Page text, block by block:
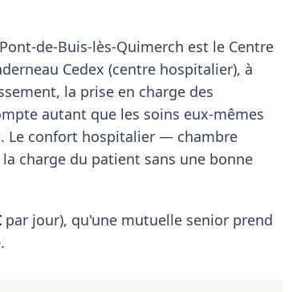
de-Buis-lès-Quimerch est le Centre
Cedex (centre hospitalier), à
la prise en charge des
autant que les soins eux-mêmes
Le confort hospitalier — chambre
charge du patient sans une bonne
par jour), qu'une mutuelle senior prend